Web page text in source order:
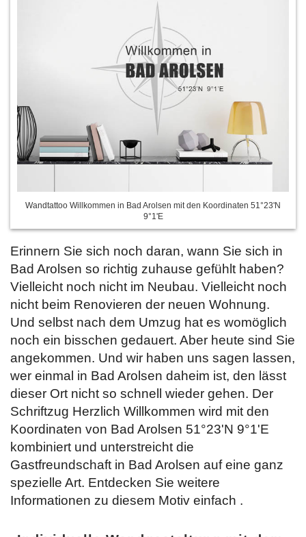
Wandtattoo Willkommen in Bad Arolsen mit den Koordinaten 51°23'N
9°1'E
Erinnern Sie sich noch daran, wann Sie sich in
Bad Arolsen so richtig zuhause gefühlt haben?
Vielleicht noch nicht im Neubau. Vielleicht noch
nicht beim Renovieren der neuen Wohnung.
Und selbst nach dem Umzug hat es womöglich
noch ein bisschen gedauert. Aber heute sind Sie
angekommen. Und wir haben uns sagen lassen,
wer einmal in Bad Arolsen daheim ist, den lässt
dieser Ort nicht so schnell wieder gehen. Der
Schriftzug Herzlich Willkommen wird mit den
Koordinaten von Bad Arolsen 51°23'N 9°1'E
kombiniert und unterstreicht die
Gastfreundschaft in Bad Arolsen auf eine ganz
spezielle Art. Entdecken Sie weitere
Informationen zu diesem Motiv einfach .